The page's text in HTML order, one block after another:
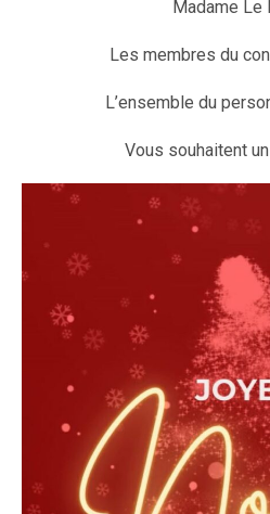
Madame Le
Les membres du
L’ensemble du
Vous souhaitent